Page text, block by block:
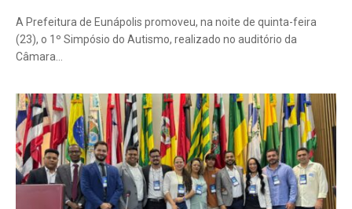
A Prefeitura de Eunápolis promoveu, na noite de quinta-feira
(23), o 1º Simpósio do Autismo, realizado no auditório da
Câmara…